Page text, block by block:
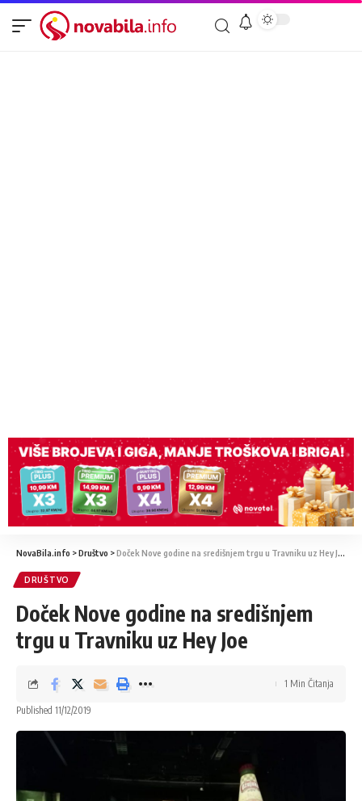
NovaBila.info >Društvo >Doček Nove godine na središnjem trgu u Travniku uz Hey Joe
DRUŠTVO
Doček Nove godine na središnjem
trgu u Travniku uz Hey Joe
Published 11/12/2019
1 Min Čitanja